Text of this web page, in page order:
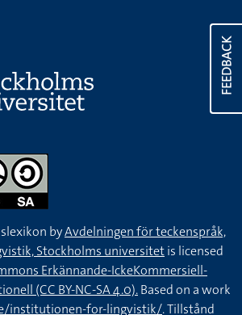
FEEDBACK
byAvdelningen för teckenspråk,
Stockholms universitetis licensed
Erkännande-IckeKommersiell-
(CC BY-NC-SA 4.0).Based on a work
institutionen-for-lingvistik/. Tillstånd